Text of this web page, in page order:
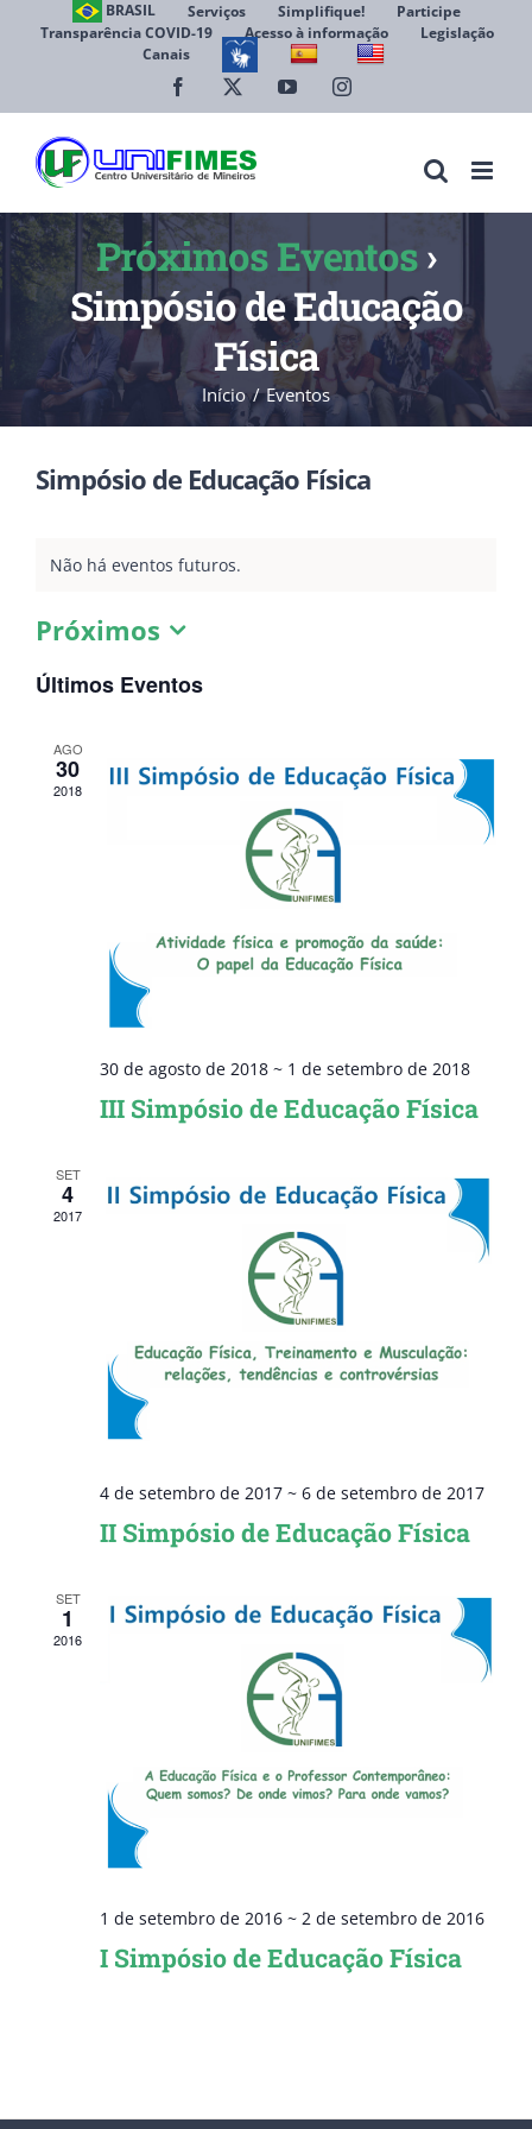
BRASIL Serviços Simplifique!
Participe
Transparência COVID-19
Acesso à informação
Legislação
Canais
Facebook YouTubeInstagram
Próximos Eventos›
Simpósio de Educação
Física
Início Eventos
Simpósio de Educação Física
Não há eventos futuros.
Próximos
a
Últimos Eventos
AGO
30
2018
30 de agosto de 2018 ~ 1 de setembro de 2018
III Simpósio de Educação Física
SET
4
2017
4 de setembro de 2017 ~ 6 de setembro de 2017
II Simpósio de Educação Física
SET
1
2016
1 de setembro de 2016 ~ 2 de setembro de 2016
I Simpósio de Educação Física